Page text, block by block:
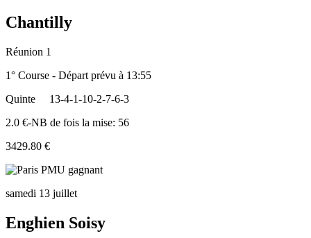
Chantilly
Réunion 1
1° Course - Départ prévu à 13:55
Quinte
13-4-1-10-2-7-6-3
2.0 €-NB de fois la mise: 56
3429.80 €
samedi 13 juillet
Enghien Soisy